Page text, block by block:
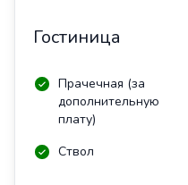
Гостиница
Прачечная (за
дополнительную
плату)
Ствол